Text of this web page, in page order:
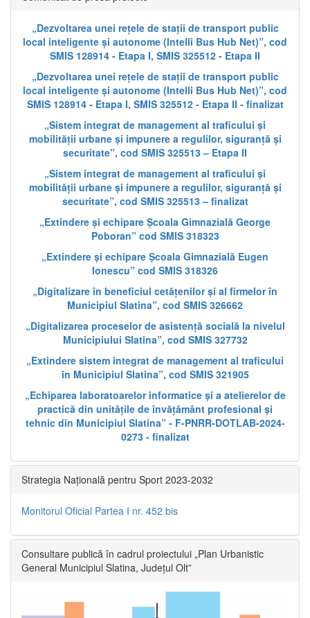
„Dezvoltarea unei rețele de stații de transport public
local inteligente și autonome (Intelli Bus Hub Net)”, cod
SMIS 128914 - Etapa I, SMIS 325512 - Etapa II
„Dezvoltarea unei rețele de stații de transport public
local inteligente și autonome (Intelli Bus Hub Net)”, cod
SMIS 128914 - Etapa I, SMIS 325512 - Etapa II - finalizat
„Sistem integrat de management al traficului și
mobilității urbane și impunere a regulilor, siguranță și
securitate”, cod SMIS 325513 – Etapa II
„Sistem integrat de management al traficului și
mobilității urbane și impunere a regulilor, siguranță și
securitate”, cod SMIS 325513 – finalizat
„Extindere și echipare Școala Gimnazială George
Poboran” cod SMIS 318323
„Extindere și echipare Școala Gimnazială Eugen
Ionescu” cod SMIS 318326
„Digitalizare în beneficiul cetățenilor și al firmelor în
Municipiul Slatina”, cod SMIS 326662
„Digitalizarea proceselor de asistență socială la nivelul
Municipiului Slatina”, cod SMIS 327732
„Extindere sistem integrat de management al traficului
în Municipiul Slatina”, cod SMIS 321905
„Echiparea laboratoarelor informatice și a atelierelor de
practică din unitățile de învățământ profesional și
tehnic din Municipiul Slatina” - F-PNRR-DOTLAB-2024-
0273 - finalizat
Strategia Națională pentru Sport 2023-2032
Monitorul Oficial Partea I nr. 452 bis
Consultare publică în cadrul proiectului „Plan Urbanistic
General Municipiul Slatina, Județul Olt”